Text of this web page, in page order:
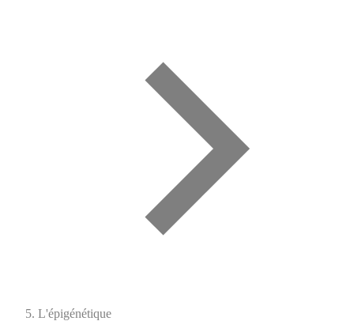
L'épigénétique